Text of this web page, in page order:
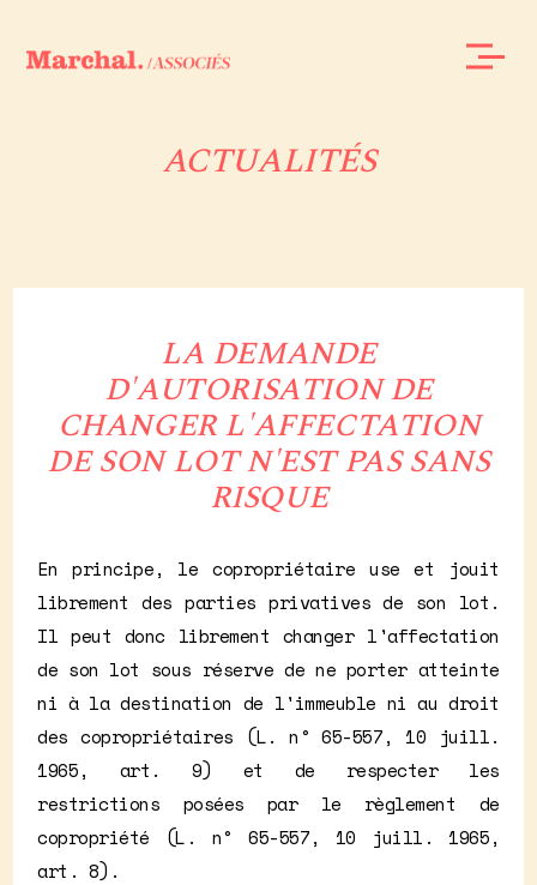
ACTUALITÉS
LA DEMANDE
D'AUTORISATION DE
CHANGER L'AFFECTATION
DE SON LOT N'EST PAS SANS
RISQUE
En principe, le copropriétaire use et jouit
librement des parties privatives de son lot.
Il peut donc librement changer l'affectation
de son lot sous réserve de ne porter atteinte
ni à la destination de l'immeuble ni au droit
des copropriétaires (L. n° 65-557, 10 juill.
1965, art. 9) et de respecter les
restrictions posées par le règlement de
copropriété (L. n° 65-557, 10 juill. 1965,
art. 8).